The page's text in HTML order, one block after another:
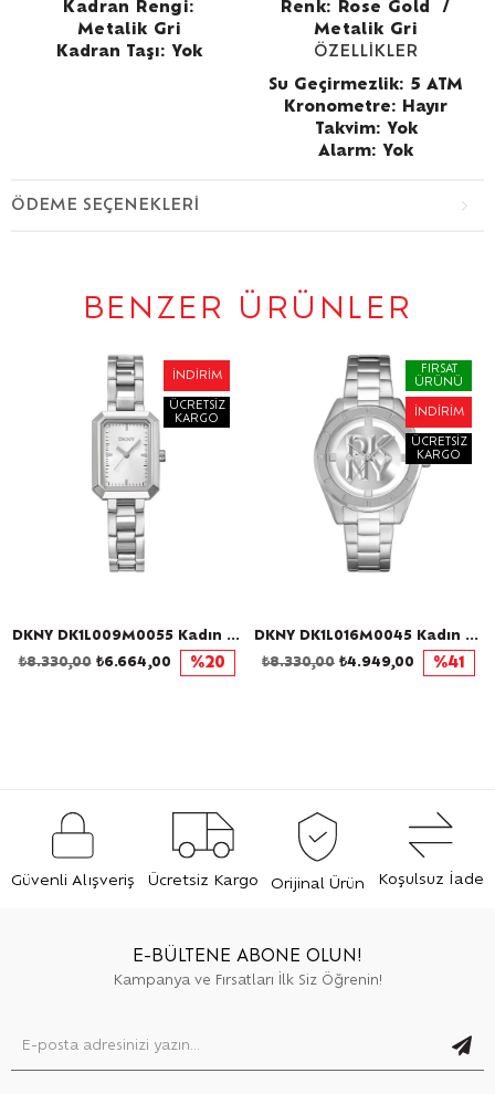
Kadran Rengi:
Metalik Gri
Kadran Taşı: Yok
Renk:
Rose Gold
/
Metalik Gri
ÖZELLİKLER
Su Geçirmezlik: 5 ATM
Kronometre: Hayır
Takvim: Yok
Alarm: Yok
ÖDEME SEÇENEKLERI
BENZER ÜRÜNLER
DKNY DK1L009M0055 Kadın Kol Saati
İNDIRIM
ÜCRETSIZ
KARGO
₺6.664,00
₺8.330,00 %20
DKNY DK1L016M0045 Kadın Kol Saati
FIRSAT
ÜRÜNÜ
İNDIRIM
ÜCRETSIZ
KARGO
₺4.949,00
₺8.330,00 %41
Güvenli Alışveriş Ücretsiz Kargo Orijinal Ürün Koşulsuz İade
E-BÜLTENE ABONE OLUN!
Kampanya ve Fırsatları İlk Siz Öğrenin!